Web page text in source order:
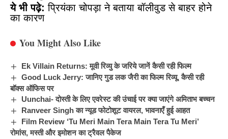
ये भी पढ़े:प्रियंका चोपड़ा ने बताया बॉलीवुड से बाहर होने
का कारण
You Might Also Like
Ek Villain Returns: मूवी रिव्यु के जरिये जानें कैसी रही फिल्म
Good Luck Jerry: जानिए गुड लक जैरी का फिल्म रिव्यू, कैसी रही
बॉक्स ऑफिस पर
Uunchai- दोस्ती के लिए एवरेस्ट की उंचाई पर क्या जाएंगे अमिताभ बच्चन
Ranveer Singh का न्यूड फोटोशूट वायरल, भावनाएँ हुई आहत
Film Review ‘Tu Meri Main Tera Main Tera Tu Meri’
रोमांस, मस्ती और इमोशन का ट्रैवल पैकेज